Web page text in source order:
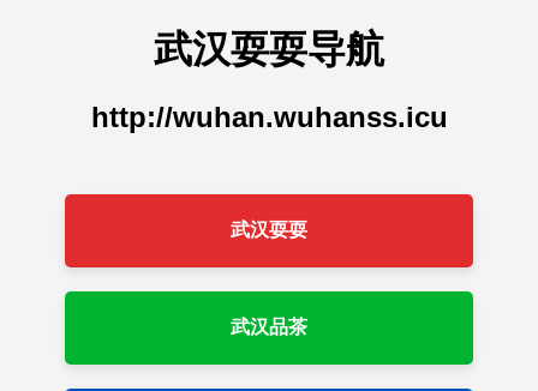
武汉耍耍导航
http://wuhan.wuhanss.icu
武汉耍耍
武汉品茶